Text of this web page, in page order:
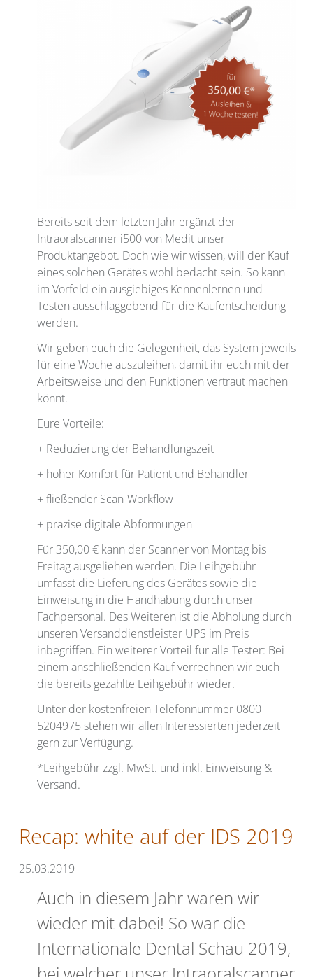
Bereits seit dem letzten Jahr ergänzt der
Intraoralscanner i500 von Medit unser
Produktangebot. Doch wie wir wissen, will der Kauf
eines solchen Gerätes wohl bedacht sein. So kann
im Vorfeld ein ausgiebiges Kennenlernen und
Testen ausschlaggebend für die Kaufentscheidung
werden.
Wir geben euch die Gelegenheit, das System jeweils
für eine Woche auszuleihen, damit ihr euch mit der
Arbeitsweise und den Funktionen vertraut machen
könnt.
Eure Vorteile:
+ Reduzierung der Behandlungszeit
+ hoher Komfort für Patient und Behandler
+ fließender Scan-Workflow
+ präzise digitale Abformungen
Für 350,00 € kann der Scanner von Montag bis
Freitag ausgeliehen werden. Die Leihgebühr
umfasst die Lieferung des Gerätes sowie die
Einweisung in die Handhabung durch unser
Fachpersonal. Des Weiteren ist die Abholung durch
unseren Versanddienstleister UPS im Preis
inbegriffen. Ein weiterer Vorteil für alle Tester: Bei
einem anschließenden Kauf verrechnen wir euch
die bereits gezahlte Leihgebühr wieder.
Unter der kostenfreien Telefonnummer 0800-
5204975 stehen wir allen Interessierten jederzeit
gern zur Verfügung.
*Leihgebühr zzgl. MwSt. und inkl. Einweisung &
Versand.
Recap: white auf der IDS 2019
25.03.2019
Auch in diesem Jahr waren wir
wieder mit dabei! So war die
Internationale Dental Schau 2019,